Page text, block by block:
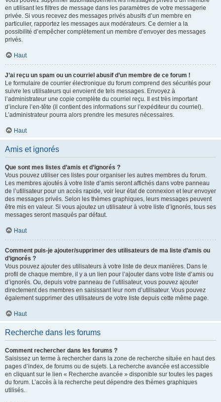
en utilisant les filtres de message dans les paramètres de votre messagerie
privée. Si vous recevez des messages privés abusifs d’un membre en
particulier, rapportez les messages aux modérateurs. Ce dernier a la
possibilité d’empêcher complètement un membre d’envoyer des messages
privés.
Haut
J’ai reçu un spam ou un courriel abusif d’un membre de ce forum !
Le formulaire de courrier électronique du forum comprend des sécurités pour
suivre les utilisateurs qui envoient de tels messages. Envoyez à
l’administrateur une copie complète du courriel reçu. Il est très important
d’inclure l’en-tête (il contient des informations sur l’expéditeur du courriel).
L’administrateur pourra alors prendre les mesures nécessaires.
Haut
Amis et ignorés
Que sont mes listes d’amis et d’ignorés ?
Vous pouvez utiliser ces listes pour organiser les autres membres du forum.
Les membres ajoutés à votre liste d’amis seront affichés dans votre panneau
de l’utilisateur pour un accès rapide, voir leur état de connexion et leur envoyer
des messages privés. Selon les thèmes graphiques, leurs messages peuvent
être mis en valeur. Si vous ajoutez un utilisateur à votre liste d’ignorés, tous ses
messages seront masqués par défaut.
Haut
Comment puis-je ajouter/supprimer des utilisateurs de ma liste d’amis ou
d’ignorés ?
Vous pouvez ajouter des utilisateurs à votre liste de deux manières. Dans le
profil de chaque membre, il y a un lien pour l’ajouter dans votre liste d’amis ou
d’ignorés. Ou, depuis votre panneau de l’utilisateur, vous pouvez ajouter
directement des membres en saisissant leur nom d’utilisateur. Vous pouvez
également supprimer des utilisateurs de votre liste depuis cette même page.
Haut
Recherche dans les forums
Comment rechercher dans les forums ?
Saisissez un terme à rechercher dans la zone de recherche située en haut des
pages d’index, de forums ou de sujets. La recherche avancée est accessible
en cliquant sur le lien « Recherche avancée » disponible sur toutes les pages
du forum. L’accès à la recherche peut dépendre des thèmes graphiques
utilisés.